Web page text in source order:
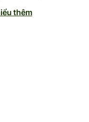
thêm